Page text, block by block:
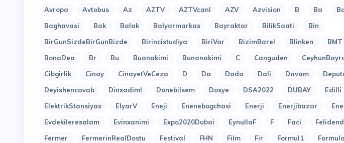
Avropa
Avtobus Az AZTV AZTVcanl AZV Azvision B Ba
Baghavasi
Bak Balak Balyarmarkas Bayraktar BilikSaati
Bin
BirGunSizdeBirGunBizde
Birincistudiya BiriVar BizimBarel Blinken BMT
BonaDea
Br Bu Buanakimi Bunanakimi C Canguden
Cibgirlik
Cinay CinayetVeCeza D Da Dada Dali Davam
Deyishencavab
Dinxadiml Donebilsem Dosye DSA2022 DUBAY Edilli
ElektrikStansiyas
ElyarV Eneji Enenebogchasi Enerji Enerjibazar
Evdekileresalam
Evinxanimi Expo2020Dubai EynullaF F Faci
Fermer
FermerinRealDostu Festival FHN Film Fir Formul1